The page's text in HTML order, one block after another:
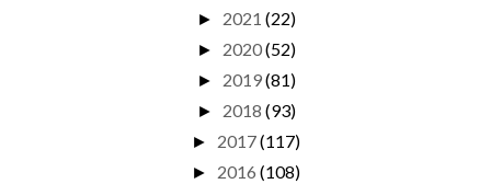
► 2021 (22)
► 2020(52)
► 2019(81)
► 2018 (93)
► 2017(117)
► 2016 (108)